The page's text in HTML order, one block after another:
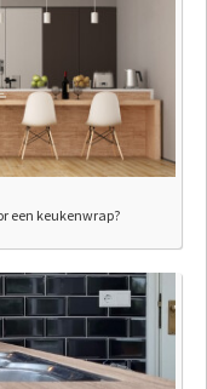
een keukenwrap?